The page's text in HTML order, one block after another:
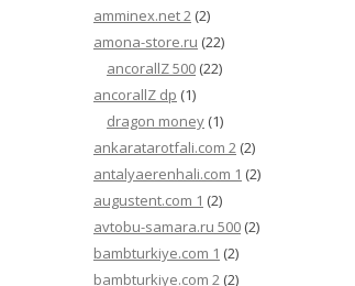
amminex.net 2 (2)
amona-store.ru (22)
ancorallZ 500 (22)
ancorallZ dp (1)
dragon money (1)
ankaratarotfali.com 2 (2)
antalyaerenhali.com 1 (2)
augustent.com 1 (2)
avtobu-samara.ru 500 (2)
bambturkiye.com 1 (2)
bambturkiye.com 2 (2)